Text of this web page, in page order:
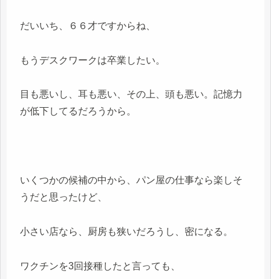
だいいち、６６才ですからね、
もうデスクワークは卒業したい。
目も悪いし、耳も悪い、その上、頭も悪い。記憶力
が低下してるだろうから。
いくつかの候補の中から、パン屋の仕事なら楽しそ
うだと思ったけど、
小さい店なら、厨房も狭いだろうし、密になる。
ワクチンを3回接種したと言っても、